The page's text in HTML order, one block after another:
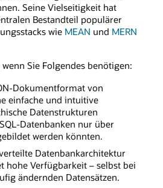
Seine Vielseitigkeit hat
Bestandteil populärer
wie MEAN und MERN
Sie Folgendes benötigen:
Dokumentformat von
einfache und intuitive
Datenstrukturen
Datenbanken nur über
werden könnten.
Datenbankarchitektur
hohe Verfügbarkeit – selbst bei
ändernden Datensätzen.